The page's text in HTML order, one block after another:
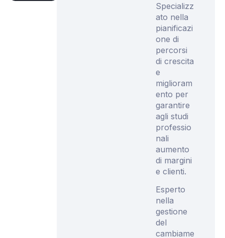
Specializz
ato nella
pianificazi
one di
percorsi
di crescita
e
miglioram
ento per
garantire
agli studi
professio
nali
aumento
di margini
e clienti.
Esperto
nella
gestione
del
cambiame